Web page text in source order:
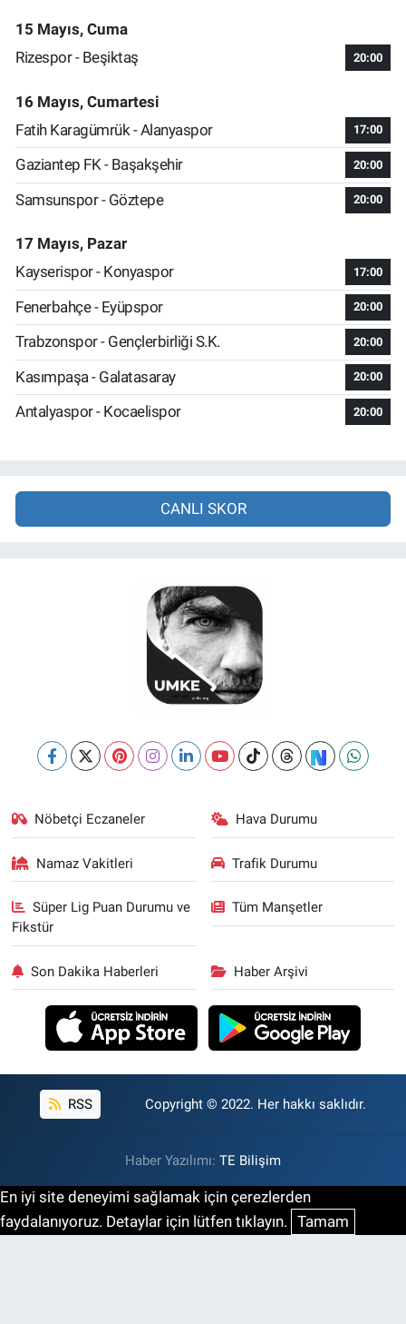
15 Mayıs, Cuma
Rizespor - Beşiktaş
20:00
16 Mayıs, Cumartesi
Fatih Karagümrük - Alanyaspor
17:00
Gaziantep FK - Başakşehir 20:00
Samsunspor - Göztepe 20:00
17 Mayıs, Pazar
Kayserispor - Konyaspor
17:00
Fenerbahçe - Eyüpspor 20:00
Trabzonspor - Gençlerbirliği S.K. 20:00
Kasımpaşa - Galatasaray 20:00
Antalyaspor - Kocaelispor 20:00
CANLI SKOR
Nöbetçi Eczaneler Hava Durumu
Namaz Vakitleri Trafik Durumu
Süper Lig Puan Durumu ve
Fikstür
Tüm Manşetler
Son Dakika Haberleri Haber Arşivi
RSS Copyright © 2022. Her hakkı saklıdır.
Haber Yazılımı: TE Bilişim
En iyi site deneyimi sağlamak için çerezlerden
faydalanıyoruz. Detaylar için lütfen tıklayın. Tamam